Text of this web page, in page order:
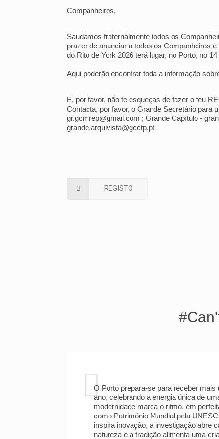
Companheiros,
Saudamos fraternalmente todos os
prazer de anunciar a todos os Companheiros
do Rito de York 2026 terá lugar, no Porto, no
Aqui poderão encontrar toda a informação
E, por favor, não te esqueças de fazer o teu
Contacta, por favor, o Grande Secretário para
gr.gcmrep@gmail.com ; Grande Capítulo -
grande.arquivista@gcctp.pt
REGISTO
O Porto prepara-se para receber
ano, celebrando a energia única de
modernidade marca o ritmo, em
como Património Mundial pela
inspira inovação, a investigação abre
natureza e a tradição alimenta uma